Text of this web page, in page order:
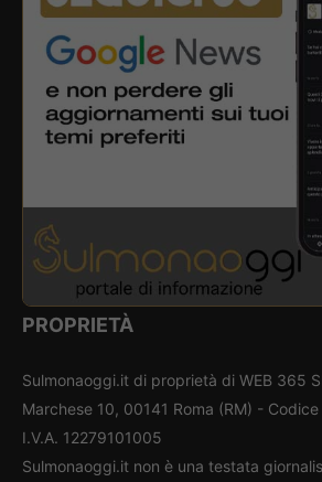
PROPRIETÀ
Sulmonaoggi.it di proprietà di WEB 365
Marchese 10, 00141 Roma (RM) -
I.V.A. 12279101005
Sulmonaoggi.it non è una testata